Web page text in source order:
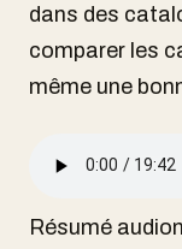
dans des
comparer les
même une
Résumé